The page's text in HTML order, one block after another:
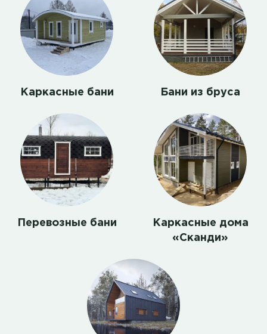
Каркасные бани Бани из бруса
Перевозные бани
Каркасные дома
«Сканди»